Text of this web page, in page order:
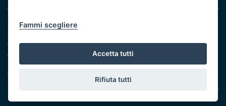
Note legali
Cookie e privacy
Amministrazione trasparente
Atti di notifica
Feed RSS
Servizi Intranet
Fammi scegliere
Accetta tutti
Rifiuta tutti